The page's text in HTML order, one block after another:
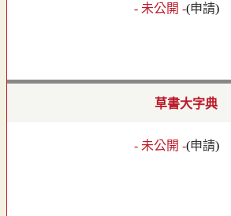
- 未公開 -(申請)
草書大字典
- 未公開 -(申請)